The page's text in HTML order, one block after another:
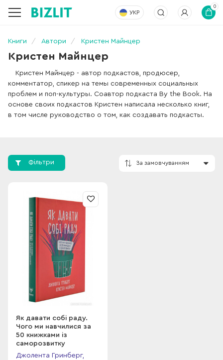
УКР
0
Книги Автори Кристен Майнцер
Кристен Майнцер
Кристен Майнцер - автор подкастов, продюсер,
комментатор, спикер на темы современных социальных
проблем и поп-культуры. Соавтор подкаста By the Book. На
основе своих подкастов Кристен написала несколько книг,
в том числе руководство о том, как создавать подкасты.
Фільтри
Як давати собі раду.
Чого ми навчилися за
50 книжками із
саморозвитку
Джолента Гринберг,